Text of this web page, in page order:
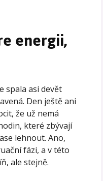
energii,
spala asi devět
Den ještě ani
že už nemá
které zbývají
lehnout. Ano,
fázi, a v této
ale stejně.